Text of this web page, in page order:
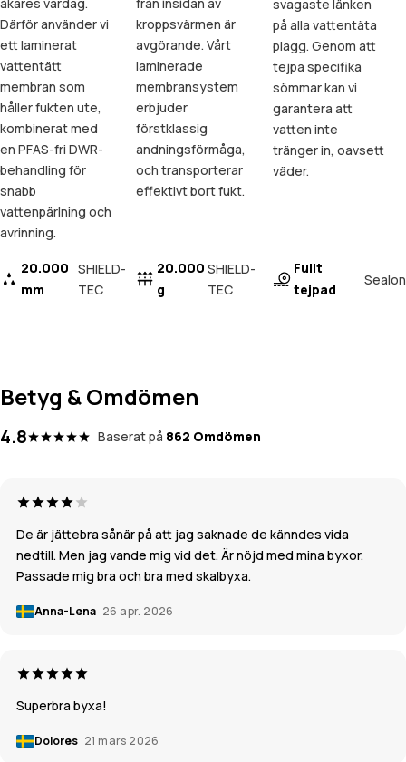
åkares vardag.
Därför använder vi
ett laminerat
vattentätt
membran som
håller fukten ute,
kombinerat med
en PFAS-fri DWR-
behandling för
snabb
vattenpärlning och
avrinning.
20.000
mm
SHIELD-
TEC
från insidan av
kroppsvärmen är
avgörande. Vårt
laminerade
membransystem
erbjuder
förstklassig
andningsförmåga,
och transporterar
effektivt bort fukt.
20.000
g
SHIELD-
TEC
svagaste länken
på alla vattentäta
plagg. Genom att
tejpa specifika
sömmar kan vi
garantera att
vatten inte
tränger in, oavsett
väder.
Fullt
tejpad
Sealon
Betyg & Omdömen
4.8 Baserat på 862 Omdömen
De är jättebra sånär på att jag saknade de känndes vida
nedtill. Men jag vande mig vid det. Är nöjd med mina byxor.
Passade mig bra och bra med skalbyxa.
Anna-Lena 26 apr. 2026
Superbra byxa!
Dolores 21 mars 2026